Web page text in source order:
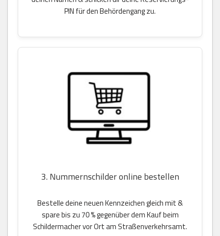
PIN für den Behördengang zu.
3. Nummernschilder online bestellen
Bestelle deine neuen Kennzeichen gleich mit &
spare bis zu 70 % gegenüber dem Kauf beim
Schildermacher vor Ort am Straßenverkehrsamt.